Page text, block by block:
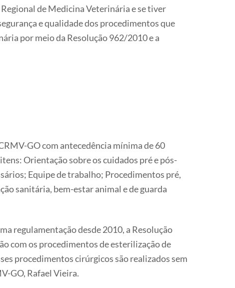
de Medicina Veterinária e se tiver
e qualidade dos procedimentos que
por meio da Resolução 962/2010 e a
GO com antecedência mínima de 60
Orientação sobre os cuidados pré e pós-
Equipe de trabalho; Procedimentos pré,
sanitária, bem-estar animal e de guarda
regulamentação desde 2010, a Resolução
com os procedimentos de esterilização de
procedimentos cirúrgicos são realizados sem
GO, Rafael Vieira.